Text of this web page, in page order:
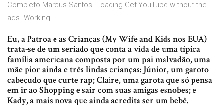
Completo Marcus Santos. Loading Get YouTube without the
ads. Working
Eu, a Patroa e as Crianças (My Wife and Kids nos EUA)
trata-se de um seriado que conta a vida de uma típica
família americana composta por um pai malvadão, uma
mãe pior ainda e três lindas crianças: Júnior, um garoto
cabeçudo que curte rap; Claire, uma garota que só pensa
em ir ao Shopping e sair com suas amigas esnobes; e
Kady, a mais nova que ainda acredita ser um bebê.